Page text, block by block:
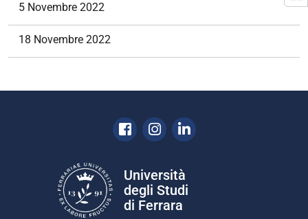
5 Novembre 2022
18 Novembre 2022
Facebook
Instagram
Linkedin
Università
degli Studi
di Ferrara